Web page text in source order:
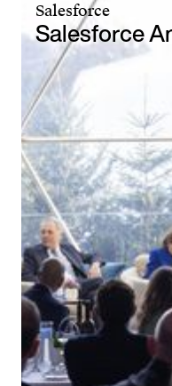
Salesforce
Salesforce